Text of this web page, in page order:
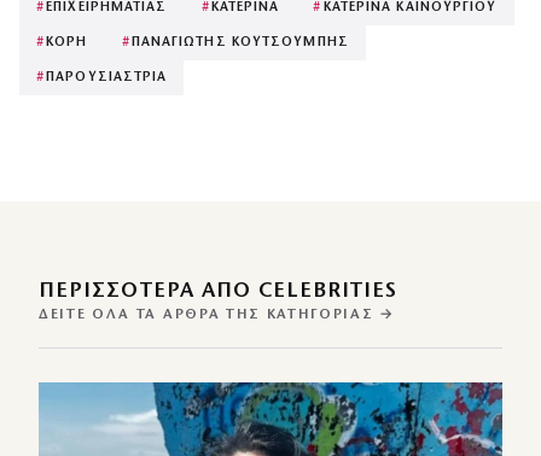
# ΕΠΙΧΕΙΡΗΜΑΤΙΑΣ # ΚΑΤΕΡΙΝΑ # ΚΑΤΕΡΙΝΑ ΚΑΙΝΟΥΡΓΙΟΥ
# ΚΟΡΗ # ΠΑΝΑΓΙΩΤΗΣ ΚΟΥΤΣΟΥΜΠΗΣ
# ΠΑΡΟΥΣΙΑΣΤΡΙΑ
ΠΕΡΙΣΣΌΤΕΡΑ ΑΠΌ CELEBRITIES
ΔΕΊΤΕ ΌΛΑ ΤΑ ΆΡΘΡΑ ΤΗΣ ΚΑΤΗΓΟΡΊΑΣ →